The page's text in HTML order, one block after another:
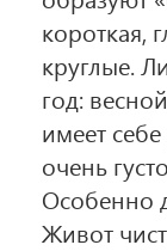
короткая,
круглые.
год:
имеет
очень
Особенно
Живот